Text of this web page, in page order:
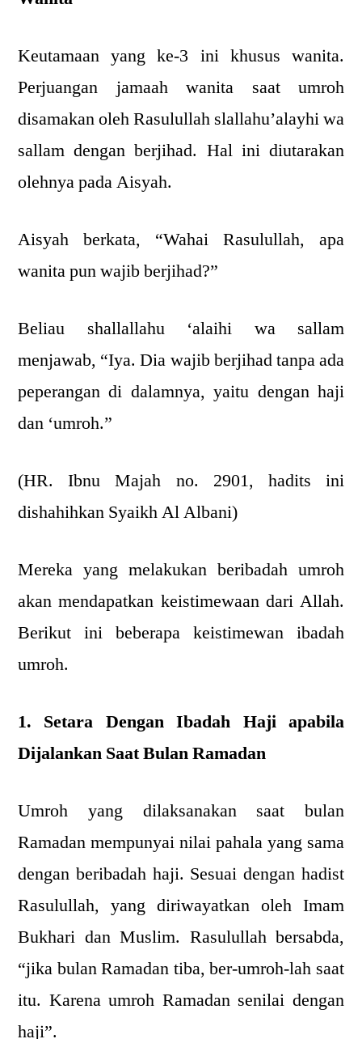
Keutamaan yang ke-3 ini khusus wanita.
Perjuangan jamaah wanita saat umroh
disamakan oleh Rasulullah slallahu’alayhi wa
sallam dengan berjihad. Hal ini diutarakan
olehnya pada Aisyah.
Aisyah berkata, “Wahai Rasulullah, apa
wanita pun wajib berjihad?”
Beliau shallallahu ‘alaihi wa sallam
menjawab, “Iya. Dia wajib berjihad tanpa ada
peperangan di dalamnya, yaitu dengan haji
dan ‘umroh.”
(HR. Ibnu Majah no. 2901, hadits ini
dishahihkan Syaikh Al Albani)
Mereka yang melakukan beribadah umroh
akan mendapatkan keistimewaan dari Allah.
Berikut ini beberapa keistimewan ibadah
umroh.
1. Setara Dengan Ibadah Haji apabila
Dijalankan Saat Bulan Ramadan
Umroh yang dilaksanakan saat bulan
Ramadan mempunyai nilai pahala yang sama
dengan beribadah haji. Sesuai dengan hadist
Rasulullah, yang diriwayatkan oleh Imam
Bukhari dan Muslim. Rasulullah bersabda,
“jika bulan Ramadan tiba, ber-umroh-lah saat
itu. Karena umroh Ramadan senilai dengan
haji”.